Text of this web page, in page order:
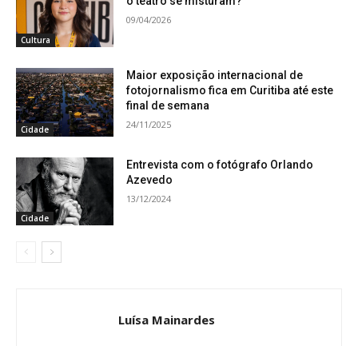
Cultura
09/04/2026
Cidade
Maior exposição internacional de
fotojornalismo fica em Curitiba até este
final de semana
24/11/2025
Cidade
Entrevista com o fotógrafo Orlando
Azevedo
13/12/2024
Luísa Mainardes